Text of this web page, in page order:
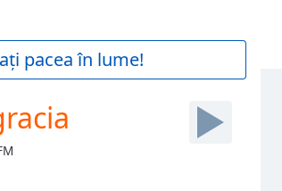
pacea în lume!